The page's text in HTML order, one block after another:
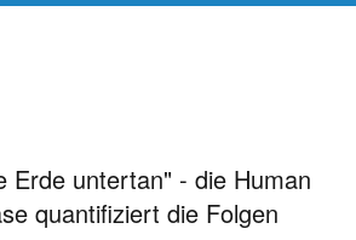
Erde untertan" - die Human
quantifiziert die Folgen